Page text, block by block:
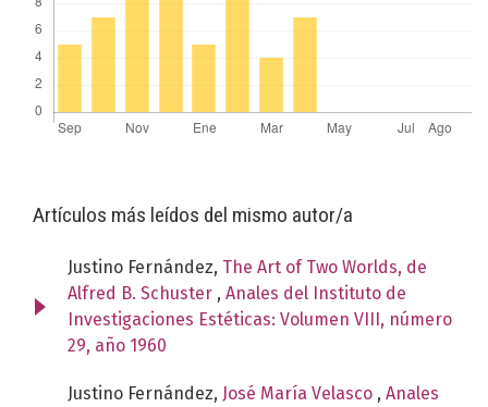
Artículos más leídos del mismo autor/a
Justino Fernández, The Art of Two Worlds, de
Alfred B. Schuster , Anales del Instituto de
Investigaciones Estéticas: Volumen VIII, número
29, año 1960
Justino Fernández, José María Velasco , Anales